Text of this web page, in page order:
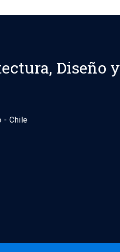
Diseño y
- Chile